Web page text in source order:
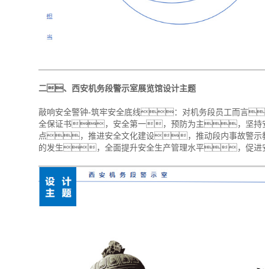
二、西安机务段警示室展览馆设计主题
敲响安全警钟-筑牢安全底线：对机务段员工而
全保证书，安全第一，预防为主，坚持安
点，推进安全文化建设，推动段内事故警示
的发生，全面提升安全生产管理水平，促进